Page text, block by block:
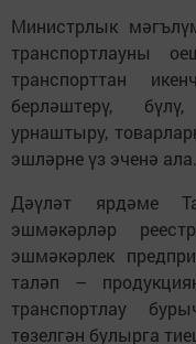
Министрлык
транспортлауны
транспорттан
берләштерү,
урнаштыру,
эшләрне үз эченә ала.
Дәүләт ярдәме
эшмәкәрләр
эшмәкәрлек
таләп –
транспортлау
төзелгән булырга